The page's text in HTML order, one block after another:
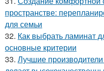
пространстве:
для семьи
32. Как выбрать ламинат
основные критерии
33. Лучшие